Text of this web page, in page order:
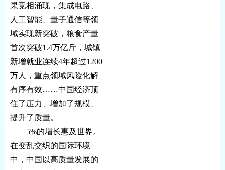
果竞相涌现，集成电路、
人工智能、量子通信等领
域实现新突破，粮食产量
首次突破1.4万亿斤，城镇
新增就业连续4年超过1200
万人，重点领域风险化解
有序有效……中国经济顶
住了压力、增加了规模、
提升了质量。
5%的增长惠及世界。
在变乱交织的国际环境
中，中国以高质量发展的